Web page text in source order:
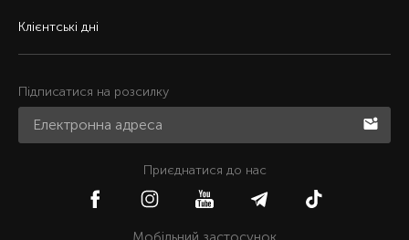
Клієнтські дні
Підписатися на розсилку
Приєднатися до нас